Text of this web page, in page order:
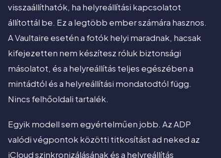
visszaállíthatók, ha helyreállítási kapcsolatot
állítottál be. Ez a legtöbb ember számára hasznos.
A Vaultaire esetén a fotók helyi maradnak, hacsak
kifejezetten nem készítesz róluk biztonsági
másolatot, és a helyreállítás teljes egészében a
mintádtól és a helyreállítási mondatodtól függ.
Nincs felhőoldali tartalék.
Egyik modell sem egyértelműen jobb. Az ADP
valódi végpontok közötti titkosítást ad neked az
iCloud szinkronizálásának és a helyreállítás